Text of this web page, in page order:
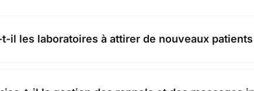
il les laboratoires à attirer de nouveaux